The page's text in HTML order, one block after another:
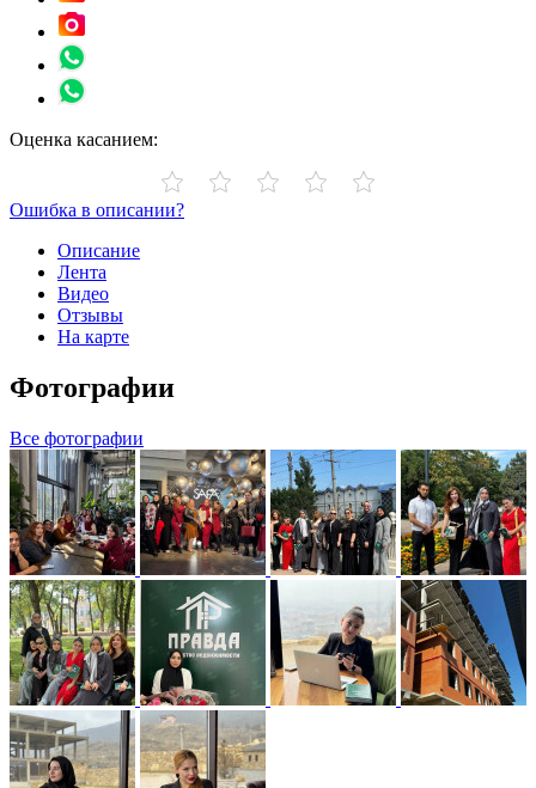
Оценка касанием:
Ошибка в описании?
Описание
Лента
Видео
Отзывы
На карте
Фотографии
Все фотографии